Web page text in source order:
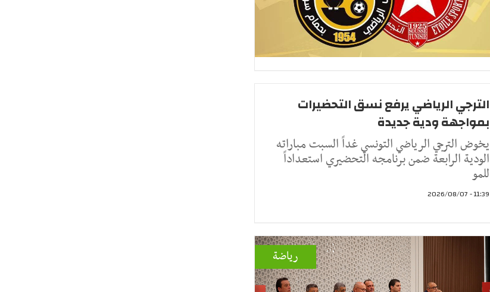
الترجي الرياضي يرفع نسق التحضيرات
بمواجهة ودية جديدة
يخوض الترجي الرياضي التونسي غداً السبت مباراته
الودية الرابعة ضمن برنامجه التحضيري استعداداً
للمو
11:39 - 2026/08/07
رياضة